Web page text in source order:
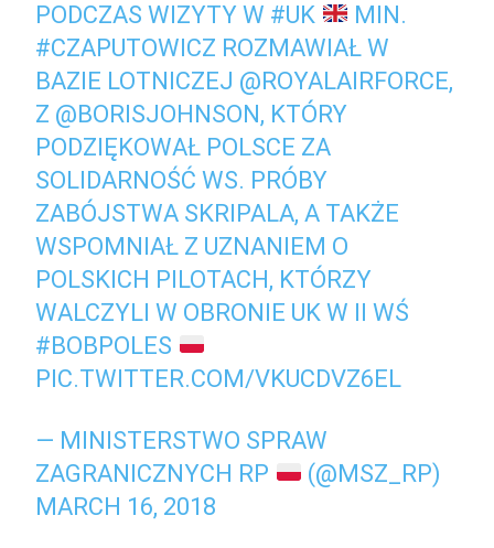
PODCZAS WIZYTY W #UK
MIN.
#CZAPUTOWICZ ROZMAWIAŁ W
BAZIE LOTNICZEJ @ROYALAIRFORCE,
Z @BORISJOHNSON, KTÓRY
PODZIĘKOWAŁ POLSCE ZA
SOLIDARNOŚĆ WS. PRÓBY
ZABÓJSTWA SKRIPALA, A TAKŻE
WSPOMNIAŁ Z UZNANIEM O
POLSKICH PILOTACH, KTÓRZY
WALCZYLI W OBRONIE UK W II WŚ
#BOBPOLES
PIC.TWITTER.COM/VKUCDVZ6EL
— MINISTERSTWO SPRAW
ZAGRANICZNYCH RP
(@MSZ_RP)
MARCH 16, 2018